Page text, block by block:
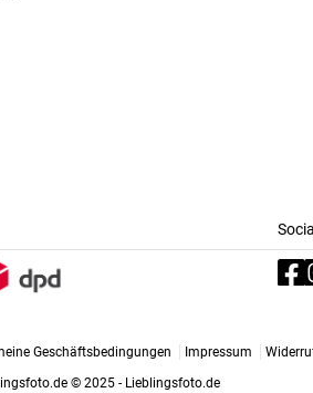
Geschäftsbedingungen Impressum
© 2025 - Lieblingsfoto.de